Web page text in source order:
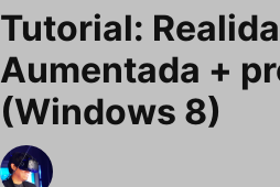
Tutorial:
Aumentada +
(Windows 8)